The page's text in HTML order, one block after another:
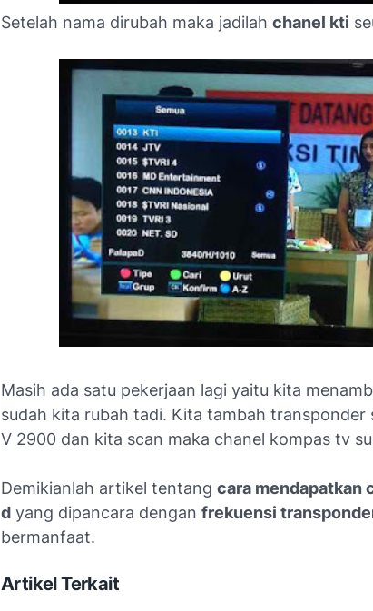
Setelah nama dirubah maka jadilah chanel kti
Masih ada satu pekerjaan lagi yaitu kita
sudah kita rubah tadi. Kita tambah transponder
V 2900 dan kita scan maka chanel kompas tv
Demikianlah artikel tentang cara mendapatkan
d yang dipancara dengan frekuensi
bermanfaat.
Artikel Terkait